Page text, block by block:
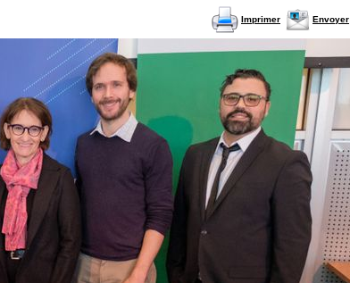
Imprimer Envoyer